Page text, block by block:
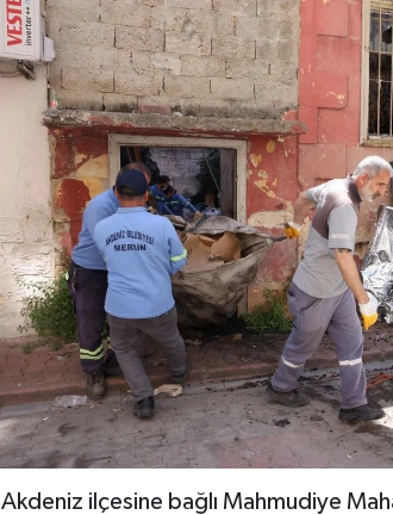
Akdeniz ilçesine bağlı Mahmudiye